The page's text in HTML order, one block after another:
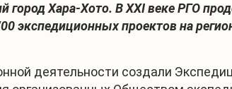
город Хара-Хото. В XXI веке РГО
экспедиционных проектов на
деятельности создали